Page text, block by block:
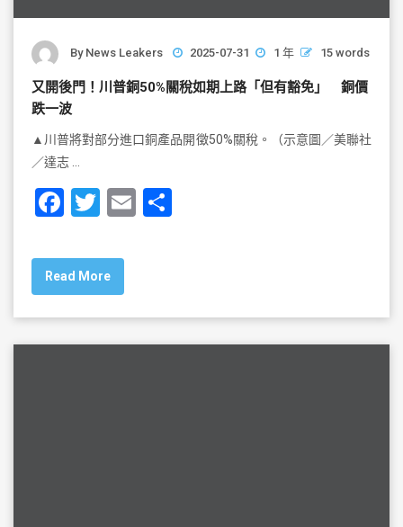
By News Leakers 2025-07-31 1 年 15 words
又開後門！川普銅50%關稅如期上路「但有豁免」 銅價
跌一波
▲川普將對部分進口銅產品開徵50%關稅。（示意圖／美聯社
／達志 …
F
c
e
b
o
T
tt
er
E
Read More